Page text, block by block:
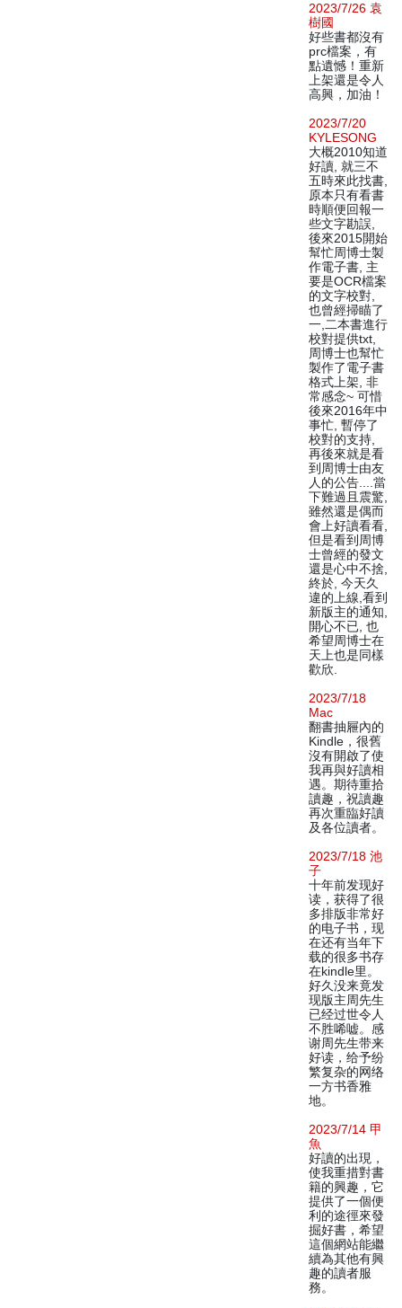
2023/7/26 袁
樹國
好些書都沒有
prc檔案，有
點遺憾！重新
上架還是令人
高興，加油！
2023/7/20
KYLESONG
大概2010知道
好讀, 就三不
五時來此找書,
原本只有看書
時順便回報一
些文字勘誤,
後來2015開始
幫忙周博士製
作電子書, 主
要是OCR檔案
的文字校對,
也曾經掃瞄了
一,二本書進行
校對提供txt,
周博士也幫忙
製作了電子書
格式上架, 非
常感念~ 可惜
後來2016年中
事忙, 暫停了
校對的支持,
再後來就是看
到周博士由友
人的公告....當
下難過且震驚,
雖然還是偶而
會上好讀看看,
但是看到周博
士曾經的發文
還是心中不捨,
終於, 今天久
違的上線,看到
新版主的通知,
開心不已, 也
希望周博士在
天上也是同樣
歡欣.
2023/7/18
Mac
翻書抽屜內的
Kindle，很舊
沒有開啟了使
我再與好讀相
遇。期待重拾
讀趣，祝讀趣
再次重臨好讀
及各位讀者。
2023/7/18 池
子
十年前发现好
读，获得了很
多排版非常好
的电子书，现
在还有当年下
载的很多书存
在kindle里。
好久没来竟发
现版主周先生
已经过世令人
不胜唏嘘。感
谢周先生带来
好读，给予纷
繁复杂的网络
一方书香雅
地。
2023/7/14 甲
魚
好讀的出現，
使我重措對書
籍的興趣，它
提供了一個便
利的途徑來發
掘好書，希望
這個網站能繼
續為其他有興
趣的讀者服
務。